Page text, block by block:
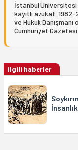
İstanbul Üniversitesi
kayıtlı avukat.
ve Hukuk
Cumhuriyet Gazetesi
ilgili haberler